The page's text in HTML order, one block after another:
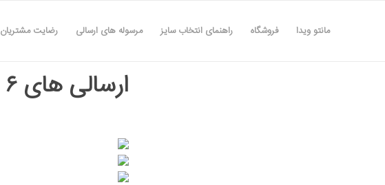
مانتو ویدا فروشگاه راهنمای انتخاب سایز مرسوله های ارسالی رضایت مشتریان
ارسالی های ۶ مهر